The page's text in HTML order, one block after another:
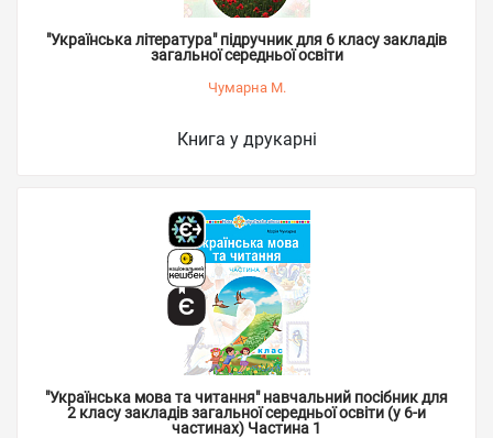
"Українська література" підручник для 6 класу закладів
загальної середньої освіти
Чумарна М.
Книга у друкарні
"Українська мова та читання" навчальний посібник для
2 класу закладів загальної середньої освіти (у 6-и
частинах) Частина 1